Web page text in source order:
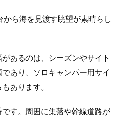
ら海を見渡す眺望が素晴らし
あるのは、シーズンやサイト
あり、ソロキャンパー用サイ
あります。
す。周囲に集落や幹線道路が